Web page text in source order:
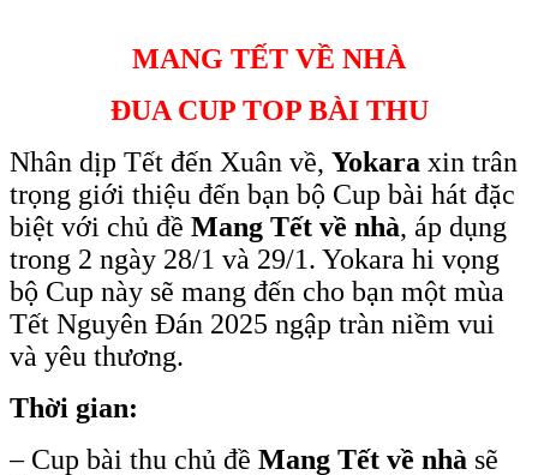
MANG TẾT VỀ NHÀ
ĐUA CUP TOP BÀI THU
Nhân dịp Tết đến Xuân về, Yokara xin trân
trọng giới thiệu đến bạn bộ Cup bài hát đặc
biệt với chủ đề Mang Tết về nhà, áp dụng
trong 2 ngày 28/1 và 29/1. Yokara hi vọng
bộ Cup này sẽ mang đến cho bạn một mùa
Tết Nguyên Đán 2025 ngập tràn niềm vui
và yêu thương.
Thời gian:
– Cup bài thu chủ đề Mang Tết về nhà sẽ